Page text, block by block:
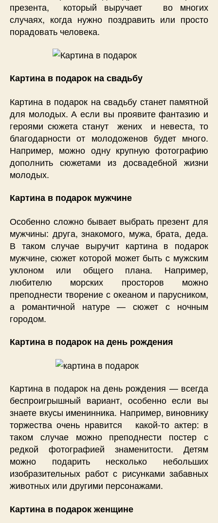
презента, который выручает во многих
случаях, когда нужно поздравить или просто
порадовать человека.
Картина в подарок на свадьбу
Картина в подарок на свадьбу станет памятной
для молодых. А если вы проявите фантазию и
героями сюжета станут жених и невеста, то
благодарности от молодоженов будет много.
Например, можно одну крупную фотографию
дополнить сюжетами из досвадебной жизни
молодых.
Картина в подарок мужчине
Особенно сложно бывает выбрать презент для
мужчины: друга, знакомого, мужа, брата, деда.
В таком случае выручит картина в подарок
мужчине, сюжет которой может быть с мужским
уклоном или общего плана. Например,
любителю морских просторов можно
преподнести творение с океаном и парусником,
а романтичной натуре — сюжет с ночным
городом.
Картина в подарок на день рождения
Картина в подарок на день рождения — всегда
беспроигрышный вариант, особенно если вы
знаете вкусы именинника. Например, виновнику
торжества очень нравится какой-то актер: в
таком случае можно преподнести постер с
редкой фотографией знаменитости. Детям
можно подарить несколько небольших
изобразительных работ с рисунками забавных
животных или другими персонажами.
Картина в подарок женщине